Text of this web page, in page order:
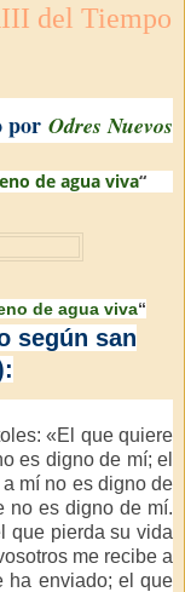
del Tiempo
por Odres Nuevos
de agua viva“
de agua viva“
según san
«El que quiere
es digno de mí; el
mí no es digno de
no es digno de mí.
que pierda su vida
me recibe a
ha enviado; el que